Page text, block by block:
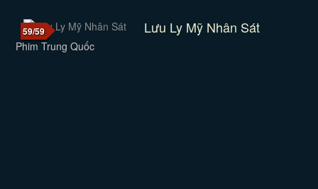
59/59 Lưu Ly Mỹ Nhân Sát
Phim Trung Quốc